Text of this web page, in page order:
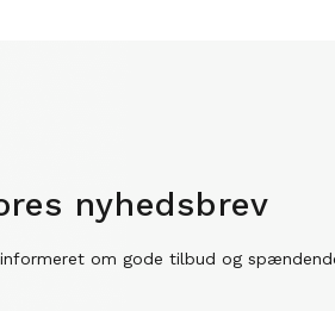
nyhedsbrev
informeret om gode tilbud og